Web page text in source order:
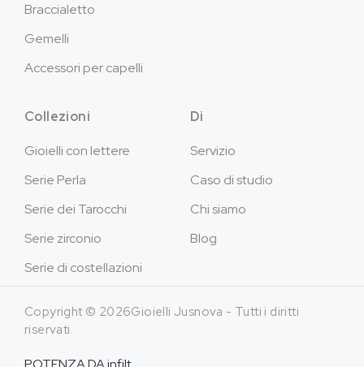
Braccialetto
Gemelli
Accessori per capelli
Collezioni
Gioielli con lettere
Serie Perla
Serie dei Tarocchi
Serie zirconio
Serie di costellazioni
Di
Servizio
Caso di studio
Chi siamo
Blog
Copyright © 2026Gioielli Jusnova - Tutti i diritti
riservati.